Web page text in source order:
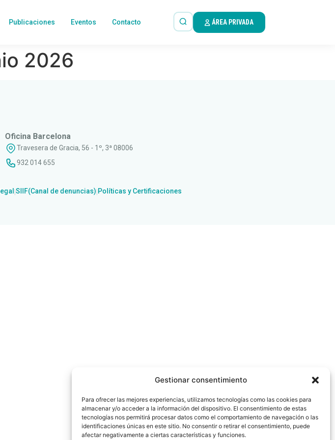
Gestionar consentimiento
Para ofrecer las mejores experiencias, utilizamos tecnologías como las cookies para
almacenar y/o acceder a la información del dispositivo. El consentimiento de estas
tecnologías nos permitirá procesar datos como el comportamiento de navegación o las
identificaciones únicas en este sitio. No consentir o retirar el consentimiento, puede
afectar negativamente a ciertas características y funciones.
Publicaciones Eventos Contacto ÁREA PRIVADA
2026
Oficina Barcelona
Travesera de Gracia, 56 - 1º, 3ª 08006
932 014 655
|SIIF(Canal de denuncias) Políticas y Certificaciones